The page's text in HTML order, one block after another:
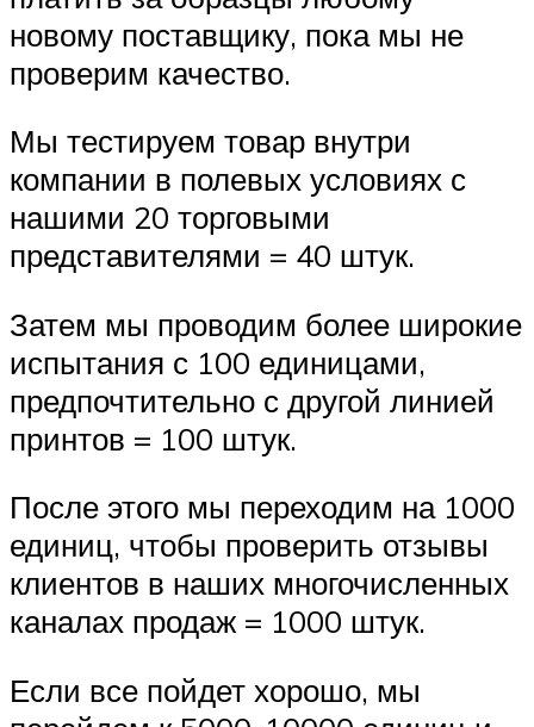
новому поставщику, пока мы не
проверим качество.
Мы тестируем товар внутри
компании в полевых условиях с
нашими 20 торговыми
представителями = 40 штук.
Затем мы проводим более широкие
испытания с 100 единицами,
предпочтительно с другой линией
принтов = 100 штук.
После этого мы переходим на 1000
единиц, чтобы проверить отзывы
клиентов в наших многочисленных
каналах продаж = 1000 штук.
Если все пойдет хорошо, мы